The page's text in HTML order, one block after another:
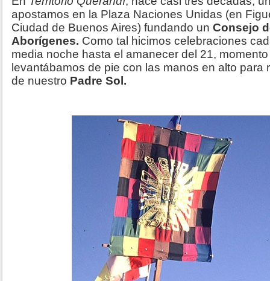
apostamos en la Plaza Naciones Unidas (en
Ciudad de Buenos Aires) fundando un Consejo
Aborígenes. Como tal hicimos celebraciones
media noche hasta el amanecer del 21,
levantábamos de pie con las manos en alto para
de nuestro Padre Sol.